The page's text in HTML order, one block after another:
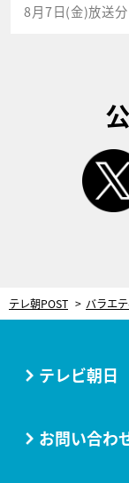
8月7日(金)放送分
テレ朝POST バラエテ
テレビ朝日
お問い合わ